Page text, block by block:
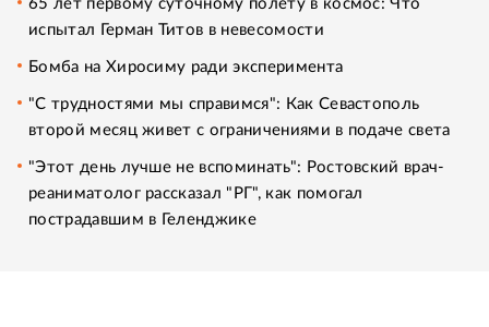
65 лет первому суточному полету в космос: Что
испытал Герман Титов в невесомости
Бомба на Хиросиму ради эксперимента
"С трудностями мы справимся": Как Севастополь
второй месяц живет с ограничениями в подаче света
"Этот день лучше не вспоминать": Ростовский врач-
реаниматолог рассказал "РГ", как помогал
пострадавшим в Геленджике